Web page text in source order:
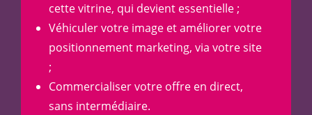
cette vitrine, qui devient essentielle ;
Véhiculer votre image et améliorer votre
positionnement marketing, via votre site
;
Commercialiser votre offre en direct,
sans intermédiaire.